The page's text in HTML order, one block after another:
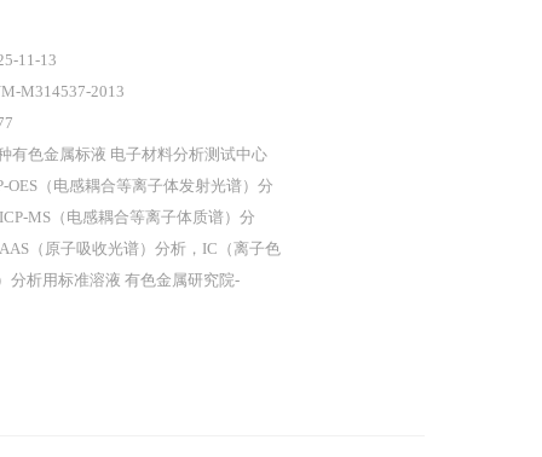
11-13
M314537-2013
有色金属标液 电子材料分析测试中心
OES（电感耦合等离子体发射光谱）分
MS（电感耦合等离子体质谱）分
（原子吸收光谱）分析，IC（离子色
分析用标准溶液 有色金属研究院-